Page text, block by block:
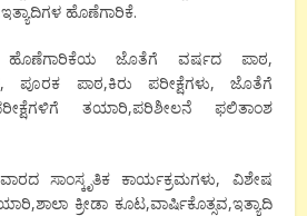
ಹೊಣೆಗಾರಿಕೆ.
ಜೊತೆಗೆ ವರ್ಷದ ಪಾಠ,
ಪೂರಕ ಪಾಠ,ಕಿರು ಪರೀಕ್ಷೆಗಳು, ಜೊತೆಗೆ
ತಯಾರಿ,ಪರಿಶೀಲನೆ ಫಲಿತಾಂಶ
ಸಾಂಸ್ಕೃತಿಕ ಕಾರ್ಯಕ್ರಮಗಳು, ವಿಶೇಷ
ಕ್ರೀಡಾ ಕೂಟ,ವಾರ್ಷಿಕೊತ್ಸವ,ಇತ್ಯಾದಿ